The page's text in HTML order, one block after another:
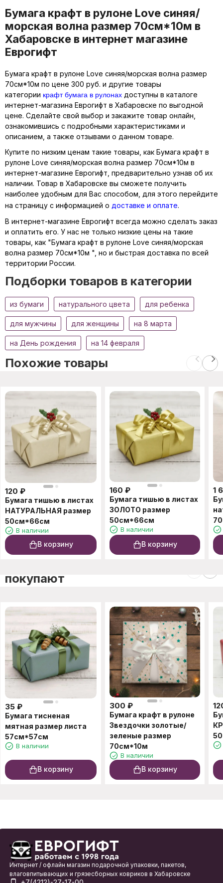
Бумага крафт в рулоне Love синяя/
морская волна размер 70см*10м в
Хабаровске в интернет магазине
Еврогифт
Бумага крафт в рулоне Love синяя/морская волна размер
70см*10м по цене 300 руб. и другие товары
категории крафт бумага в рулонах доступны в каталоге
интернет-магазина Еврогифт в Хабаровске по выгодной
цене. Сделайте свой выбор и закажите товар онлайн,
ознакомившись с подробными характеристиками и
описанием, а также отзывами о данном товаре.
Купите по низким ценам такие товары, как Бумага крафт в
рулоне Love синяя/морская волна размер 70см*10м в
интернет-магазине Еврогифт, предварительно узнав об их
наличии. Товар в Хабаровске вы сможете получить
наиболее удобным для Вас способом, для этого перейдите
на страницу с информацией о доставке и оплате.
В интернет-магазине Еврогифт всегда можно сделать заказ
и оплатить его. У нас не только низкие цены на такие
товары, как "Бумага крафт в рулоне Love синяя/морская
волна размер 70см*10м ", но и быстрая доставка по всей
территории России.
Подборки товаров в категории
из бумаги натурального цвета для ребенка
для мужчины для женщины на 8 марта
на День рождения на 14 февраля
Похожие товары
120 ₽
Бумага тишью в листах
НАТУРАЛЬНАЯ размер
50см*66см
В наличии
В корзину
160 ₽
Бумага тишью в листах
ЗОЛОТО размер
50см*66см
В наличии
В корзину
1
покупают
35 ₽
Бумага тисненая
мятная размер листа
57см*57см
В наличии
В корзину
300 ₽
Бумага крафт в рулоне
Звездочки золотые/
зеленые размер
70см*10м
В наличии
В корзину
Интернет / офлайн магазин подарочной упаковки, пакетов,
влаговпитывающих и грязесборных ковриков в Хабаровске